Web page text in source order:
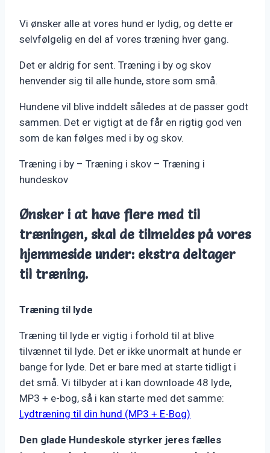
Vi ønsker alle at vores hund er lydig, og dette er
selvfølgelig en del af vores træning hver gang.
Det er aldrig for sent. Træning i by og skov
henvender sig til alle hunde, store som små.
Hundene vil blive inddelt således at de passer godt
sammen. Det er vigtigt at de får en rigtig god ven
som de kan følges med i by og skov.
Træning i by – Træning i skov – Træning i
hundeskov
Ønsker i at have flere med til
træningen, skal de tilmeldes på vores
hjemmeside under: ekstra deltager
til træning.
Træning til lyde
Træning til lyde er vigtig i forhold til at blive
tilvænnet til lyde. Det er ikke unormalt at hunde er
bange for lyde. Det er bare med at starte tidligt i
det små. Vi tilbyder at i kan downloade 48 lyde,
MP3 + e-bog, så i kan starte med det samme:
Lydtræning til din hund (MP3 + E-Bog)
Den glade Hundeskole styrker jeres fælles